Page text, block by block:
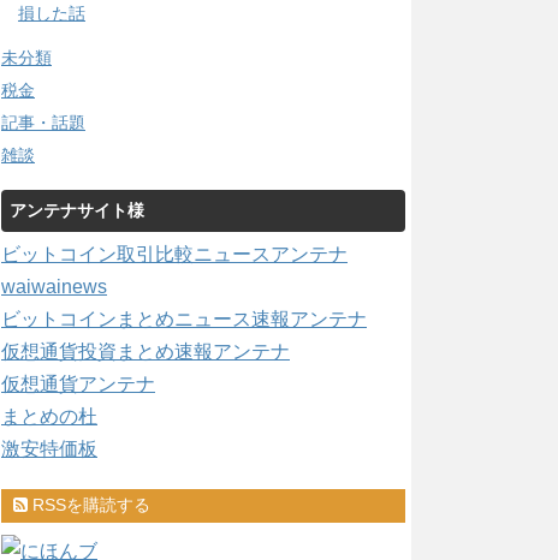
損した話
未分類
税金
記事・話題
雑談
アンテナサイト様
ビットコイン取引比較ニュースアンテナ
waiwainews
ビットコインまとめニュース速報アンテナ
仮想通貨投資まとめ速報アンテナ
仮想通貨アンテナ
まとめの杜
激安特価板
RSSを購読する